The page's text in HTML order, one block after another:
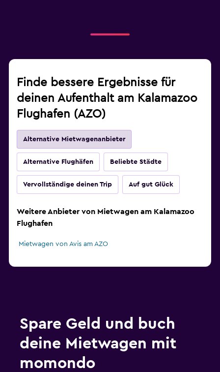
Finde bessere Ergebnisse für
deinen Aufenthalt am Kalamazoo
Flughafen (AZO)
Alternative Mietwagenanbieter
Alternative Flughäfen Beliebte Städte
Vervollständige deinen Trip Auf gut Glück
Weitere Anbieter von Mietwagen am Kalamazoo
Flughafen
Mietwagen von Avis am AZO
Spare Geld und buch
deine Mietwagen mit
momondo